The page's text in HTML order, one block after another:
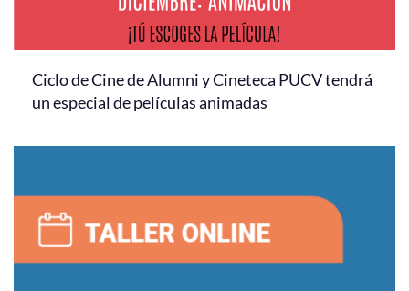
Ciclo de Cine de Alumni y Cineteca PUCV tendrá
un especial de películas animadas